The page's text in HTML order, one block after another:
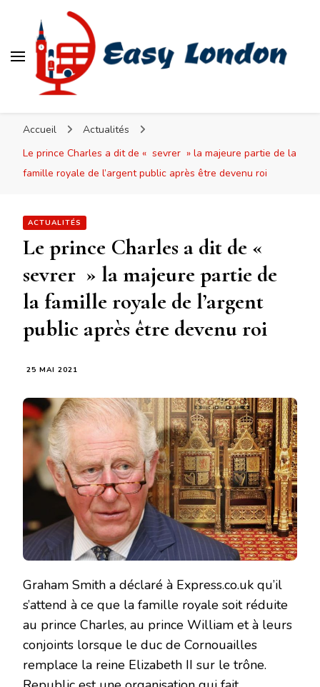
Accueil
Actualités
Le prince Charles a dit de « sevrer » la majeure partie de la
famille royale de l’argent public après être devenu roi
ACTUALITÉS
Le prince Charles a dit de «
sevrer » la majeure partie de
la famille royale de l’argent
public après être devenu roi
25 MAI 2021
Graham Smith a déclaré à Express.co.uk qu’il
s’attend à ce que la famille royale soit réduite
au prince Charles, au prince William et à leurs
conjoints lorsque le duc de Cornouailles
remplace la reine Elizabeth II sur le trône.